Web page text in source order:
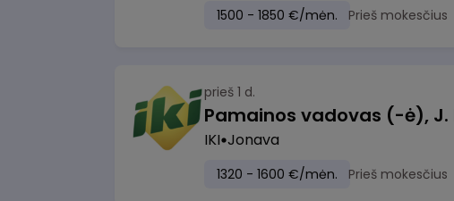
1500 - 1850 €/mėn. Prieš mokesčius
prieš 1 d.
IKI Jonava
1320 - 1600 €/mėn. Prieš mokesčius